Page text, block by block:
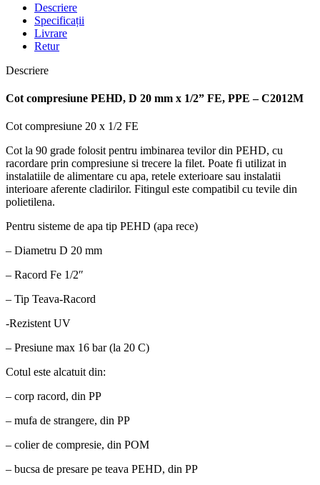
Descriere
Specificații
Livrare
Retur
Descriere
Cot compresiune PEHD, D 20 mm x 1/2” FE, PPE – C2012M
Cot compresiune 20 x 1/2 FE
Cot la 90 grade folosit pentru imbinarea tevilor din PEHD, cu
racordare prin compresiune si trecere la filet. Poate fi utilizat in
instalatiile de alimentare cu apa, retele exterioare sau instalatii
interioare aferente cladirilor. Fitingul este compatibil cu tevile din
polietilena.
Pentru sisteme de apa tip PEHD (apa rece)
– Diametru D 20 mm
– Racord Fe 1/2″
– Tip Teava-Racord
-Rezistent UV
– Presiune max 16 bar (la 20 C)
Cotul este alcatuit din:
– corp racord, din PP
– mufa de strangere, din PP
– colier de compresie, din POM
– bucsa de presare pe teava PEHD, din PP